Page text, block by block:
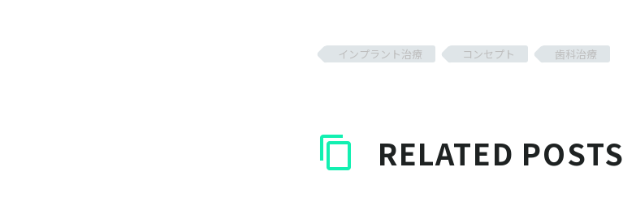
インプラント治療 コンセプト 歯科治療
RELATED POSTS